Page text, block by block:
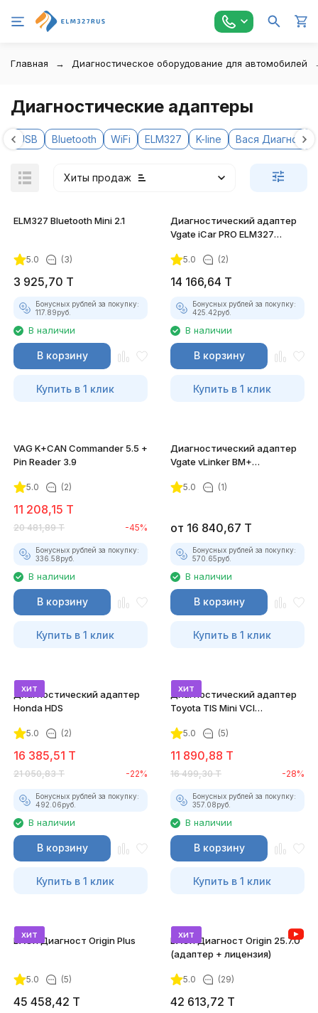
Главная Диагностическое оборудование для автомобилей
Диагностические адаптеры
USB Bluetooth WiFi ELM327 K-line Вася Диагност
Хиты продаж
ELM327 Bluetooth Mini 2.1
5.0 (3)
3 925,70 T
Бонусных рублей за покупку:
117.89руб.
В наличии
В корзину
Купить в 1 клик
Диагностический адаптер
Vgate iCar PRO ELM327
5.0 (2)
14 166,64 T
Бонусных рублей за покупку:
425.42руб.
В наличии
В корзину
Купить в 1 клик
VAG K+CAN Commander 5.5 +
Pin Reader 3.9
5.0 (2)
11 208,15 T
20 481,89 T -45%
Бонусных рублей за покупку:
336.58руб.
В наличии
В корзину
Купить в 1 клик
Диагностический адаптер
Vgate vLinker BM+
3.0)5.0 (1)
от 16 840,67 T
Бонусных рублей за покупку:
570.65руб.
В наличии
В корзину
Купить в 1 клик
хит
Диагностический адаптер
Honda HDS
5.0 (2)
16 385,51 T
21 050,83 T -22%
Бонусных рублей за покупку:
492.06руб.
В наличии
В корзину
Купить в 1 клик
хит
Диагностический адаптер
Toyota TIS Mini VCI
5.0 (5)
11 890,88 T
16 499,30 T -28%
Бонусных рублей за покупку:
357.08руб.
В наличии
В корзину
Купить в 1 клик
хит
ВАСЯ Диагност Origin Plus
5.0 (5)
45 458,42 T
хит
ВАСЯ Диагност Origin 25.7.0
(адаптер + лицензия)
5.0 (29)
42 613,72 T